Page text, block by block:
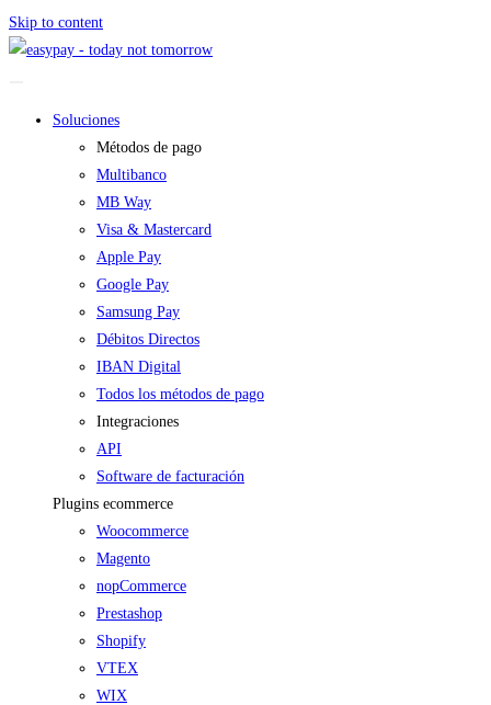
Skip to content
Soluciones
Métodos de pago
Multibanco
MB Way
Visa & Mastercard
Apple Pay
Google Pay
Samsung Pay
Débitos Directos
IBAN Digital
Todos los métodos de pago
Integraciones
API
Software de facturación
Plugins ecommerce
Woocommerce
Magento
nopCommerce
Prestashop
Shopify
VTEX
WIX